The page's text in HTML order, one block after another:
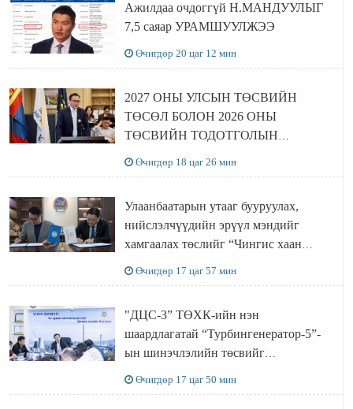
Ажилдаа очдоггүй Н.МАНДУУЛЫГ
7,5 саяар УРАМШУУЛЖЭЭ
Өчигдөр 20 цаг 12 мин
2027 ОНЫ УЛСЫН ТӨСВИЙН
ТӨСӨЛ БОЛОН 2026 ОНЫ
ТӨСВИЙН ТОДОТГОЛЫН
Өчигдөр 18 цаг 26 мин
Улаанбаатарын утааг бууруулах,
нийслэлчүүдийн эрүүл мэндийг
хамгаалах төслийг “Чингис хаан
Өчигдөр 17 цаг 57 мин
"ДЦС-3” ТӨХК-ийн нэн
шаардлагатай “Турбингенератор-5”-
ын шинэчлэлийн төсвийг
Өчигдөр 17 цаг 50 мин